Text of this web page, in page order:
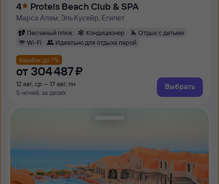
4 Protels Beach Club & SPA
Марса Алам, Эль Кусейр, Египет
Песчаный пляж Кондиционер
Отдых с детьми
Wi-Fi
Идеально для отдыха парой
Кешбэк до 7%
от 304 ⁠487 ⁠₽
12 авг, ср — 17 авг, пн
5 ночей, за двоих
Выбрать